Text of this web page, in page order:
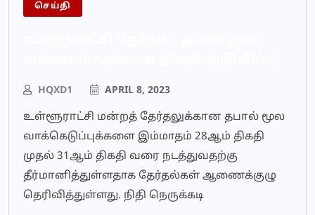
செய்தி
HQXD1 APRIL 8, 2023
உள்ளூராட்சி மன்றத் தேர்தலுக்கான தபால் மூல
வாக்கெடுப்புக்களை இம்மாதம் 28ஆம் திகதி
முதல் 31ஆம் திகதி வரை நடத்துவதற்கு
தீர்மானித்துள்ளதாக தேர்தல்கள் ஆணைக்குழு
தெரிவித்துள்ளது. நிதி நெருக்கடி